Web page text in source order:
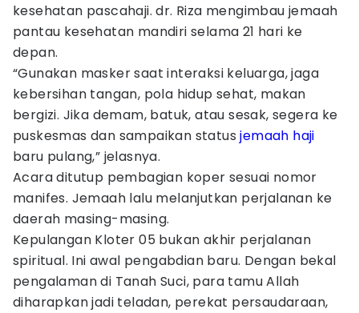
kesehatan pascahaji. dr. Riza mengimbau jemaah
pantau kesehatan mandiri selama 21 hari ke
depan.
“Gunakan masker saat interaksi keluarga, jaga
kebersihan tangan, pola hidup sehat, makan
bergizi. Jika demam, batuk, atau sesak, segera ke
puskesmas dan sampaikan statusjemaah haji
baru pulang,” jelasnya.
Acara ditutup pembagian koper sesuai nomor
manifes. Jemaah lalu melanjutkan perjalanan ke
daerah masing-masing.
Kepulangan Kloter 05 bukan akhir perjalanan
spiritual. Ini awal pengabdian baru. Dengan bekal
pengalaman di Tanah Suci, para tamu Allah
diharapkan jadi teladan, perekat persaudaraan,